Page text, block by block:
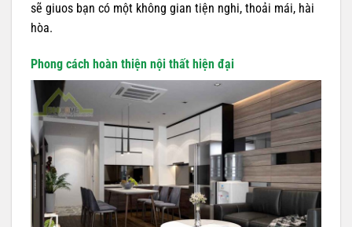
sẽ giuos bạn có một không gian tiện nghi, thoải mái, hài
hòa.
Phong cách hoàn thiện nội thất hiện đại